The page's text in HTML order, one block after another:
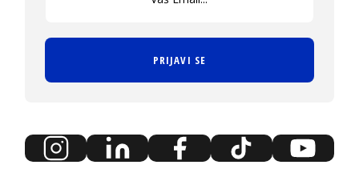
PRIJAVI SE